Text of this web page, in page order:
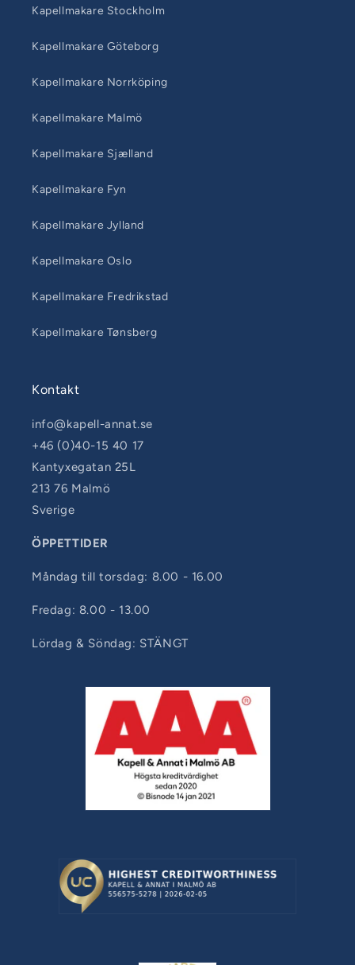
Kapellmakare Stockholm
Kapellmakare Göteborg
Kapellmakare Norrköping
Kapellmakare Malmö
Kapellmakare Sjælland
Kapellmakare Fyn
Kapellmakare Jylland
Kapellmakare Oslo
Kapellmakare Fredrikstad
Kapellmakare Tønsberg
Kontakt
info@kapell-annat.se
+46 (0)40-15 40 17
Kantyxegatan 25L
213 76 Malmö
Sverige
ÖPPETTIDER
Måndag till torsdag: 8.00 - 16.00
Fredag: 8.00 - 13.00
Lördag & Söndag: STÄNGT